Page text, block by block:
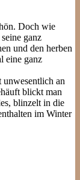
Doch wie
ganz
und den herben
eine ganz
an
blickt man
blinzelt in die
im Winter